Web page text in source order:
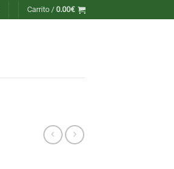
Carrito / 0.00€